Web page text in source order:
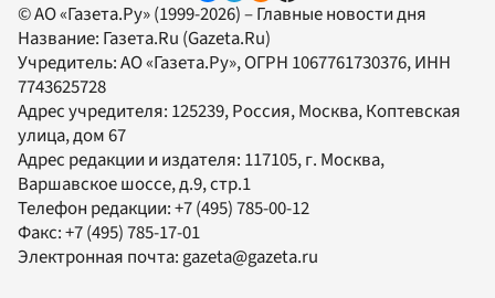
© АО «Газета.Ру» (1999-2026) – Главные новости дня
Название: Газета.Ru (Gazeta.Ru)
Учредитель:АО «Газета.Ру», ОГРН 1067761730376, ИНН
7743625728
Адрес учредителя: 125239, Россия, Москва, Коптевская
улица, дом 67
Адрес редакции и издателя: 117105, г. Москва,
Варшавское шоссе, д.9, стр.1
Телефон редакции:+7 (495) 785-00-12
Факс:+7 (495) 785-17-01
Электронная почта:gazeta@gazeta.ru